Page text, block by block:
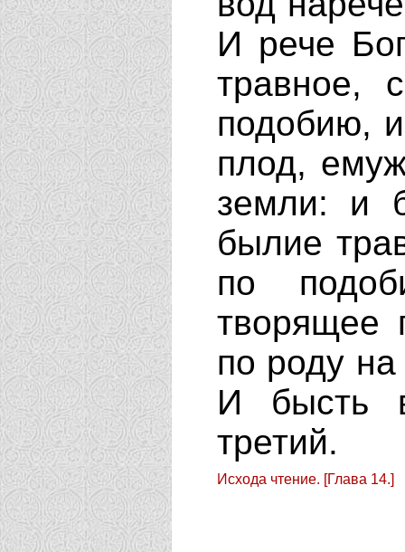
И рече
травное,
подобию,
плод,
земли: и
былие
по
творящее
по роду
И бысть
третий.
Исхода чтение. [Глава 14.]